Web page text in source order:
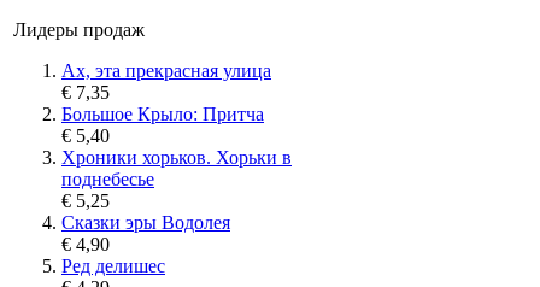
Лидеры продаж
Ах, эта прекрасная улица
€ 7,35
Большое Крыло: Притча
€ 5,40
Хроники хорьков. Хорьки в
поднебесье
€ 5,25
Сказки эры Водолея
€ 4,90
Ред делишес